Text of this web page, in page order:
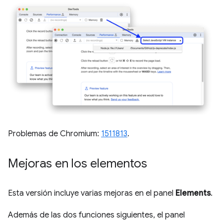
Problemas de Chromium: 1511813.
Mejoras en los elementos
Esta versión incluye varias mejoras en el panel Elements.
Además de las dos funciones siguientes, el panel